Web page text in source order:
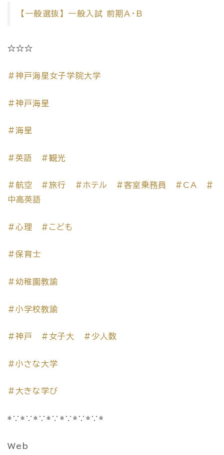
【一般選抜】 一般入試 前期A・B
☆☆☆
#神戸海星女子学院大学
#神戸海星
#海星
#英語 #観光
#航空 #旅行 #ホテル #客室乗務員 #CA
＃
中高英語
#心理 #こども
#保育士
#幼稚園教諭
#小学校教諭
#神戸 #女子大 #少人数
#小さな大学
#大きな学び
*∵*∵*∵*∵*∵*∵*∵*
Web